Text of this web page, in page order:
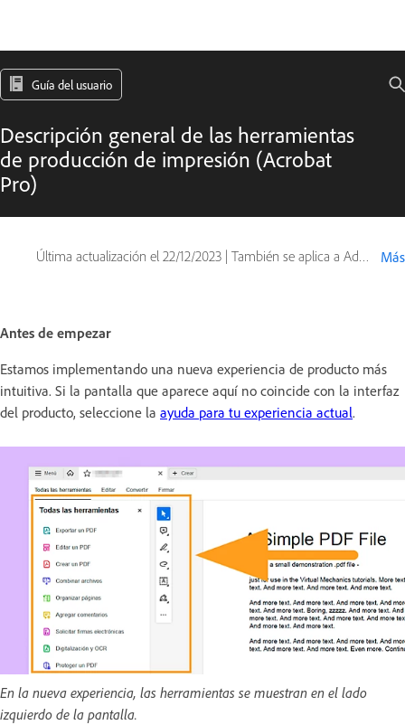
Guía del usuario
Descripción general de las herramientas
de producción de impresión (Acrobat
Pro)
Última actualización el 22/12/2023 | También se aplica a Adobe Acrobat 2017, Adobe Acrobat 2020 Más
Antes de empezar
Estamos implementando una nueva experiencia de producto más
intuitiva. Si la pantalla que aparece aquí no coincide con la interfaz
del producto, seleccione la ayuda para tu experiencia actual.
En la nueva experiencia, las herramientas se muestran en el lado
izquierdo de la pantalla.